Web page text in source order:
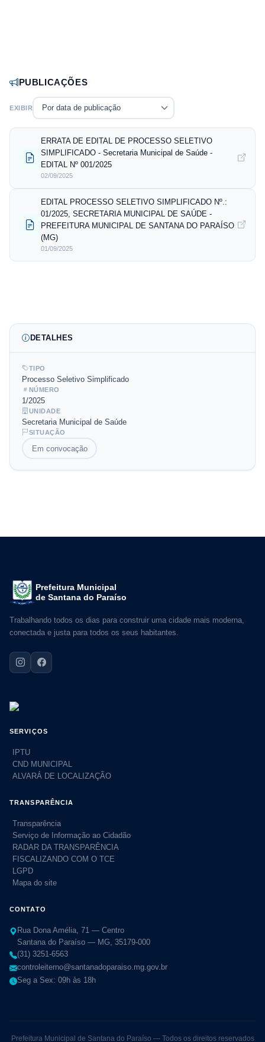
PUBLICAÇÕES
EXIBIR Por data de publicação
ERRATA DE EDITAL DE PROCESSO SELETIVO
SIMPLIFICADO - Secretaria Municipal de Saúde -
EDITAL Nº 001/2025
02/09/2025
EDITAL PROCESSO SELETIVO SIMPLIFICADO Nº.:
01/2025, SECRETARIA MUNICIPAL DE SAÚDE -
PREFEITURA MUNICIPAL DE SANTANA DO PARAÍSO
(MG)
01/09/2025
DETALHES
TIPO
Processo Seletivo Simplificado
NÚMERO
1/2025
UNIDADE
Secretaria Municipal de Saúde
SITUAÇÃO
Em convocação
Prefeitura Municipal
de Santana do Paraíso
Trabalhando todos os dias para construir uma cidade mais moderna,
conectada e justa para todos os seus habitantes.
SERVIÇOS
IPTU
CND MUNICIPAL
ALVARÁ DE LOCALIZAÇÃO
TRANSPARÊNCIA
Transparência
Serviço de Informação ao Cidadão
RADAR DA TRANSPARÊNCIA
FISCALIZANDO COM O TCE
LGPD
Mapa do site
CONTATO
Rua Dona Amélia, 71 — Centro
Santana do Paraíso — MG, 35179-000
(31) 3251-6563
controleiterno@santanadoparaiso.mg.gov.br
Seg a Sex: 09h às 18h
Prefeitura Municipal de Santana do Paraíso — Todos os direitos reservados